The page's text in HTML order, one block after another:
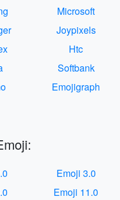
Microsoft
Joypixels
Htc
Softbank
Emojigraph
Emoji 3.0
Emoji 11.0